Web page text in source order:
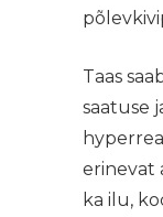
Taas
saatuse
erinevat
ka ilu,